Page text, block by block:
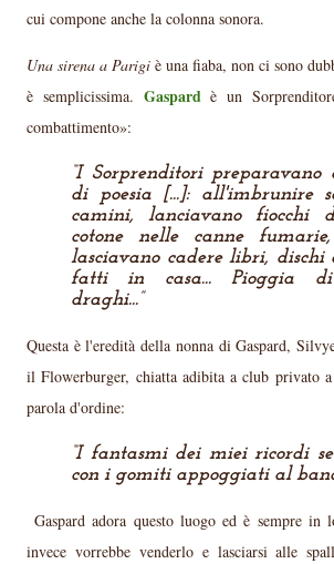
cui compone anche la colonna sonora.
Una sirena a Parigi è una fiaba, non ci sono
è semplicissima. Gaspardè un
combattimento»:
I Sorprenditori preparavano
di poesia [...]: all'imbrunire
camini, lanciavano fiocchi
cotone nelle canne
lasciavano cadere libri, dischi
fatti in casa... Pioggia di
draghi...
Questa è l'eredità della nonna di Gaspard,
il Flowerburger, chiatta adibita a club privato
parola d'ordine:
I fantasmi dei miei ricordi
con i gomiti appoggiati al
Gaspard adora questo luogo ed è sempre in
invece vorrebbe venderlo e lasciarsi alle